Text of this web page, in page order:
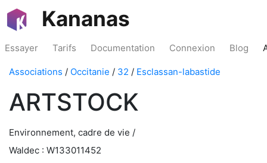
Kananas
Essayer Tarifs Documentation Connexion Blog
Associations / Occitanie / 32 / Esclassan-labastide
ARTSTOCK
Environnement, cadre de vie /
Waldec : W133011452